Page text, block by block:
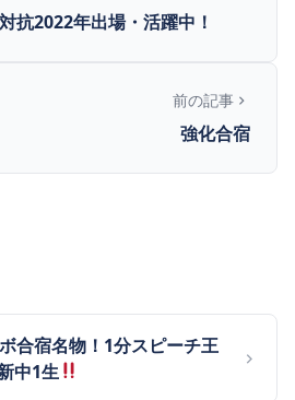
抗2022年出場・活躍中！
前の記事
強化合宿
合宿名物！1分スピーチ王
中1生